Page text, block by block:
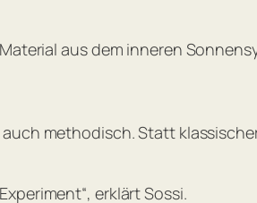
aus dem inneren
methodisch. Statt
, erklärt Sossi.